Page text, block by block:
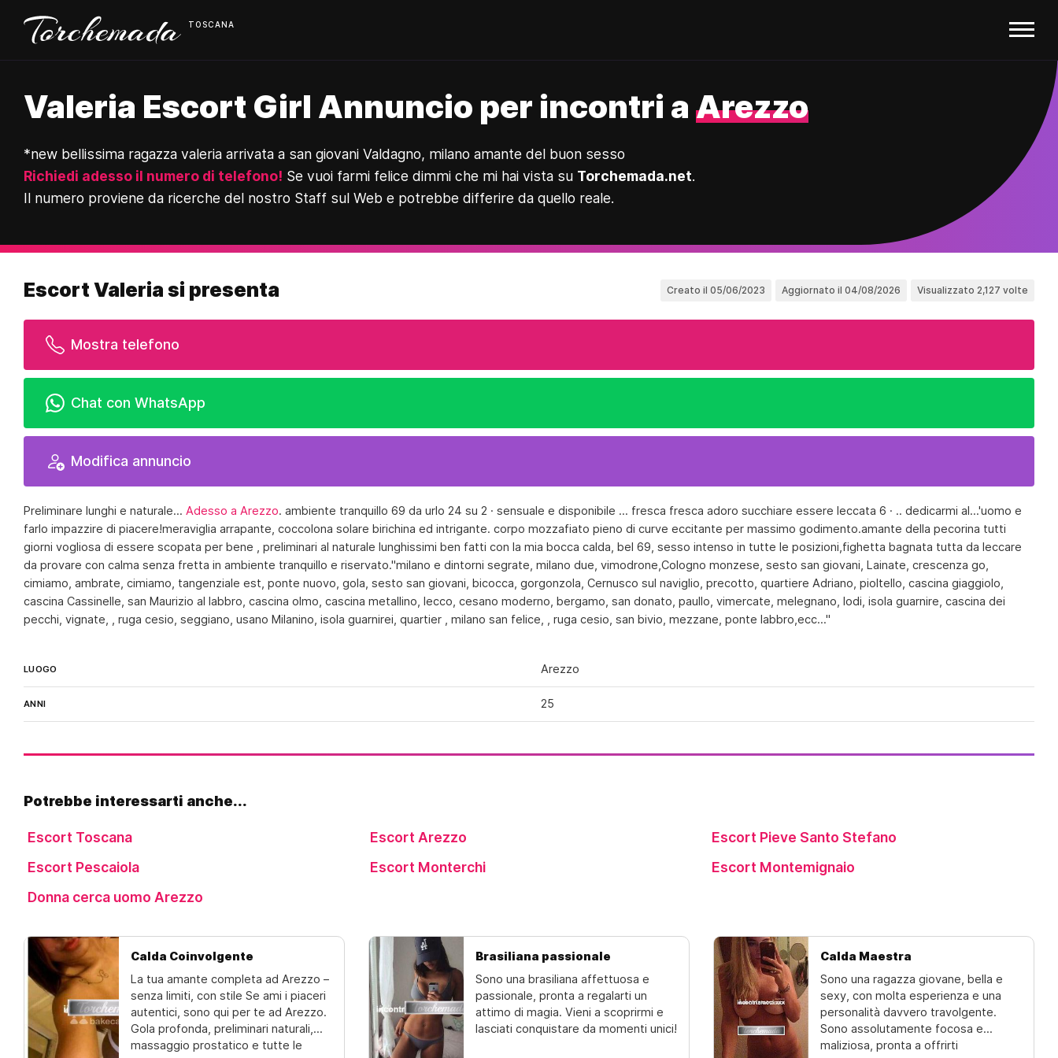
TOSCANA
Valeria Escort Girl Annuncio per incontri a Arezzo
*new bellissima ragazza valeria arrivata a san giovani Valdagno, milano amante del buon sesso
Richiedi adesso il numero di telefono! Se vuoi farmi felice dimmi che mi hai vista su Torchemada.net.
Il numero proviene da ricerche del nostro Staff sul Web e potrebbe differire da quello reale.
Escort Valeria si presenta Creato il 05/06/2023 Aggiornato il 04/08/2026 Visualizzato 2,127 volte
Mostra telefono
Chat con WhatsApp
Modifica annuncio
Preliminare lunghi e naturale... Adesso a Arezzo. ambiente tranquillo 69 da urlo 24 su 2 · sensuale e disponibile ... fresca fresca adoro succhiare essere leccata 6 · .. dedicarmi al...'uomo e
farlo impazzire di piacere!meraviglia arrapante, coccolona solare birichina ed intrigante. corpo mozzafiato pieno di curve eccitante per massimo godimento.amante della pecorina tutti
giorni vogliosa di essere scopata per bene , preliminari al naturale lunghissimi ben fatti con la mia bocca calda, bel 69, sesso intenso in tutte le posizioni,fighetta bagnata tutta da leccare
da provare con calma senza fretta in ambiente tranquillo e riservato."milano e dintorni segrate, milano due, vimodrone,Cologno monzese, sesto san giovani, Lainate, crescenza go,
cimiamo, ambrate, cimiamo, tangenziale est, ponte nuovo, gola, sesto san giovani, bicocca, gorgonzola, Cernusco sul naviglio, precotto, quartiere Adriano, pioltello, cascina giaggiolo,
cascina Cassinelle, san Maurizio al labbro, cascina olmo, cascina metallino, lecco, cesano moderno, bergamo, san donato, paullo, vimercate, melegnano, lodi, isola guarnire, cascina dei
pecchi, vignate, , ruga cesio, seggiano, usano Milanino, isola guarnirei, quartier , milano san felice, , ruga cesio, san bivio, mezzane, ponte labbro,ecc..."
LUOGO Arezzo
ANNI 25
Potrebbe interessarti anche...
Escort Toscana Escort Arezzo
Escort Pieve Santo Stefano
Escort Pescaiola
Escort Monterchi
Escort Montemignaio
Donna cerca uomo Arezzo
Calda Coinvolgente
La tua amante completa ad Arezzo –
senza limiti, con stile Se ami i piaceri
autentici, sono qui per te ad Arezzo.
Gola profonda, preliminari naturali,
massaggio prostatico e tutte le
Brasiliana passionale
Sono una brasiliana affettuosa e
passionale, pronta a regalarti un
attimo di magia. Vieni a scoprirmi e
lasciati conquistare da momenti unici!
Calda Maestra
Sono una ragazza giovane, bella e
sexy, con molta esperienza e una
personalità davvero travolgente.
Sono assolutamente focosa e
maliziosa, pronta a offrirti